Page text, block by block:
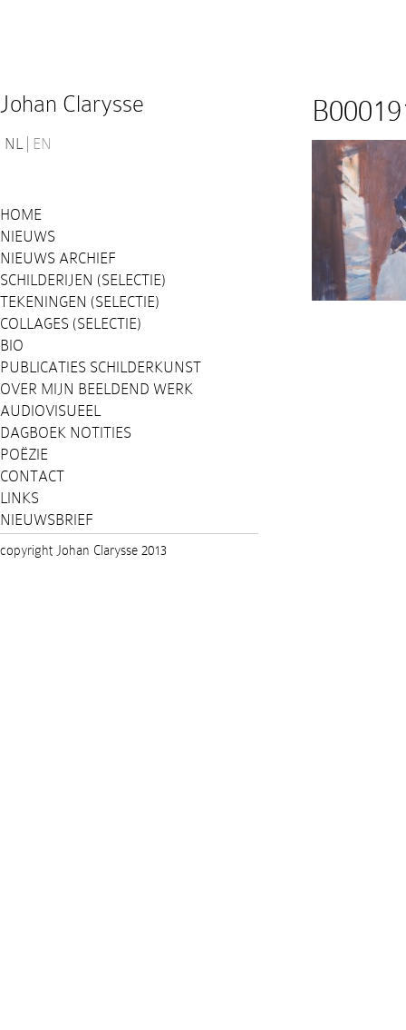
Johan Clarysse
NL EN
HOME
NIEUWS
NIEUWS ARCHIEF
SCHILDERIJEN (SELECTIE)
TEKENINGEN (SELECTIE)
COLLAGES (SELECTIE)
BIO
PUBLICATIES SCHILDERKUNST
OVER MIJN BEELDEND WERK
AUDIOVISUEEL
DAGBOEK NOTITIES
POËZIE
CONTACT
LINKS
NIEUWSBRIEF
copyright Johan Clarysse 2013